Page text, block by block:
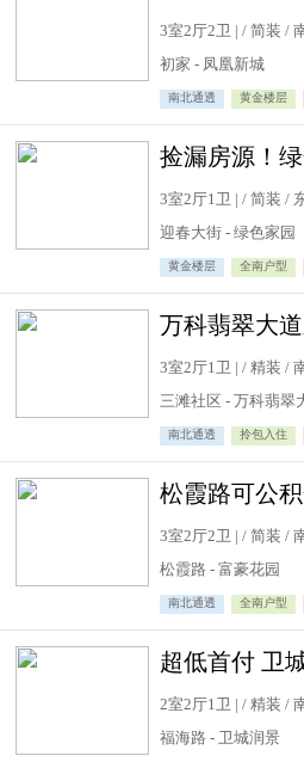
3室2厅2卫 | / 简装 /
初家 - 凤凰新城
南北通透 黄金楼层
3室2厅1卫 | / 简装 /
迎春大街 - 绿色家园
黄金楼层 全南户型
3室2厅1卫 | / 精装 /
三滩社区 - 万科翡翠
南北通透 拎包入住
3室2厅2卫 | / 简装 /
松霞路 - 富豪花园
南北通透 全南户型
2室2厅1卫 | / 精装 /
福海路 - 卫城润景